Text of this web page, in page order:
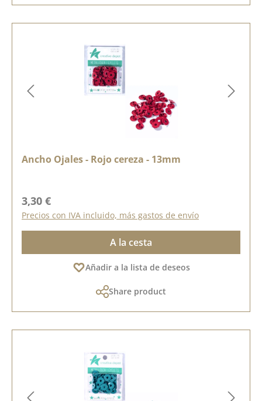
Ancho Ojales - Rojo cereza - 13mm
Precio normal:
3,30 €
Precios con IVA incluido, más gastos de envío
A la cesta
Añadir a la lista de deseos
Share product